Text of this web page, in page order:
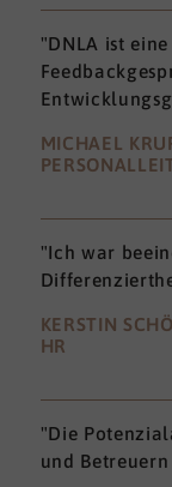
"DNLA ist
MICHAEL
"Ich war
KERSTIN
HR
"Die
und